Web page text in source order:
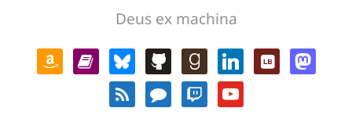
Deus ex machina